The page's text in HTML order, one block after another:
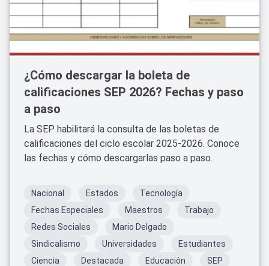
¿Cómo descargar la boleta de
calificaciones SEP 2026? Fechas y paso
a paso
La SEP habilitará la consulta de las boletas de
calificaciones del ciclo escolar 2025-2026. Conoce
las fechas y cómo descargarlas paso a paso.
Nacional Estados
Tecnología
Fechas Especiales
Maestros
Trabajo
Redes Sociales
Mario Delgado
Sindicalismo
Universidades
Estudiantes
Ciencia
Destacada Educación SEP